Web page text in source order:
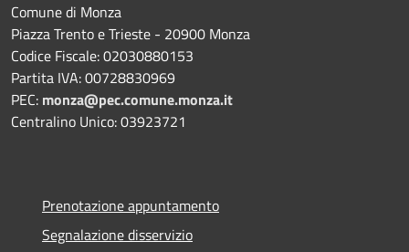
Comune di Monza
Piazza Trento e Trieste - 20900 Monza
Codice Fiscale: 02030880153
Partita IVA: 00728830969
PEC: monza@pec.comune.monza.it
Centralino Unico: 03923721
Prenotazione appuntamento
Segnalazione disservizio